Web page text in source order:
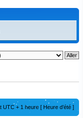
UTC + 1 heure [ Heure d’été ]